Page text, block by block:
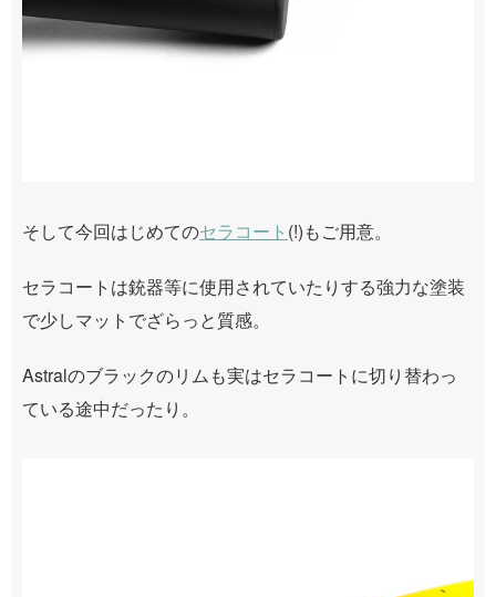
そして今回はじめてのセラコート (!)もご用意。
セラコートは銃器等に使用されていたりする強力な塗装
で少しマットでざらっと質感。
Astralのブラックのリムも実はセラコートに切り替わっ
ている途中だったり。